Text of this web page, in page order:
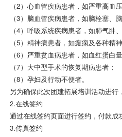
（2）心血管疾病患者，如严重高
（3）脑血管疾病患者，如脑栓塞、
（4）呼吸系统疾病患者，如肺气肿
（5）精神病患者，如癫痫及各种精
（6）严重贫血病患者，如血红蛋白
（7）大中型手术的恢复期病患者；
（8）孕妇及行动不便者。
另为确保此次团建拓展培训活动进行
2.在线签约
通过在线签约页面进行签约，付款
3.传真签约